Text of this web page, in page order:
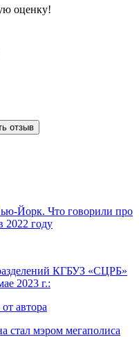
оценку!
отзыв
Йорк. Что говорили про
2022 году
КГБУЗ «СЦРБ»
2023 г.:
автора
стал мэром мегаполиса